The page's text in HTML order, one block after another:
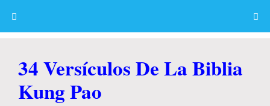
34 Versículos De La Biblia
Kung Pao